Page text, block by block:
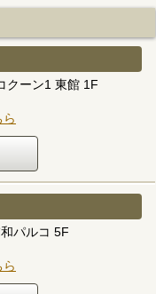
クーン1 東館 1F
パルコ 5F